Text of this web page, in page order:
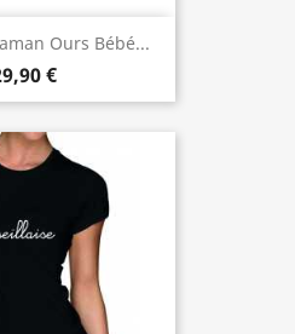
Ours Bébé...
€